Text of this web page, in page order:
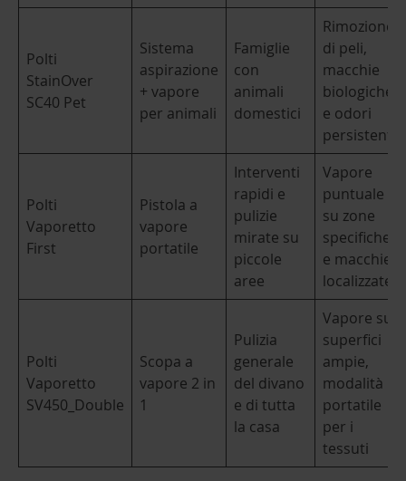
Polti
StainOver
SC40 Pet
Sistema
aspirazione
+ vapore
per animali
Famiglie
con
animali
domestici
Rimozione
di peli,
macchie
biologiche
e odori
persistenti
Polti
Vaporetto
First
Pistola a
vapore
portatile
Interventi
rapidi e
pulizie
mirate su
piccole
aree
Vapore
puntuale
su zone
specifiche
e macchie
localizzate
Polti
Vaporetto
SV450_Double
Scopa a
vapore 2 in
1
Pulizia
generale
del divano
e di tutta
la casa
Vapore su
superfici
ampie,
modalità
portatile
per i
tessuti